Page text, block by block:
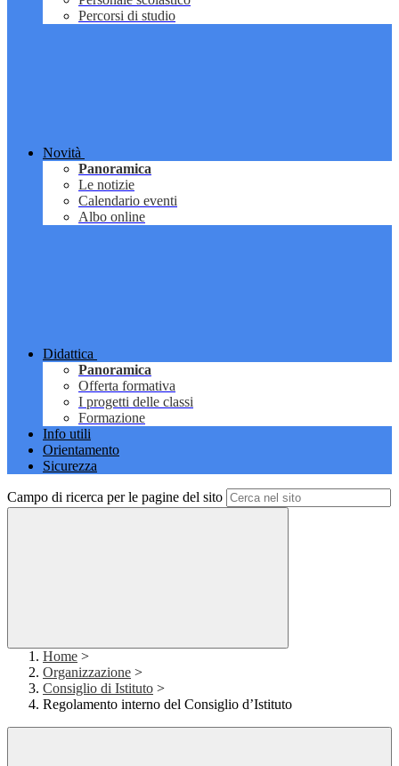
Percorsi di studio
Novità
Panoramica
Le notizie
Calendario eventi
Albo online
Didattica
Panoramica
Offerta formativa
I progetti delle classi
Formazione
Info utili
Orientamento
Sicurezza
Campo di ricerca per le pagine del sito
Home >
Organizzazione >
Consiglio di Istituto >
Regolamento interno del Consiglio d’Istituto